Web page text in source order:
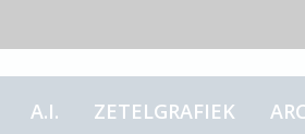
A.I. ZETELGRAFIEK